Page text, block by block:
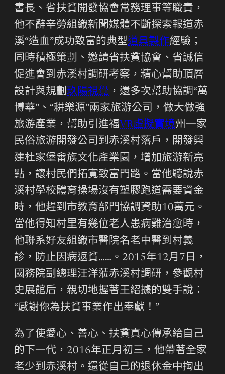
書長、省扶貧開發協會常務理事等職責，
他不辭辛勞組織新聞媒體不斷探索報道赤
溪“造血”成功致富的典型道具製作經驗；
同時積極策劃、邀請省扶貧協會、省誠信
促進會到赤溪村調研考察，精心幫助頂層
設計與規劃玖陽視覺 ，還多次幫助協調“萬
博華”、“耕樂源”兩家旅游公司，做大做強
旅游產業，幫助引進福VR虛擬實境州一家
民俗旅游開發公司到赤溪村落戶，開發興
建杜家堡畬族文化產業園，增加旅游新亮
點，讓村民們拓寬致富門路。當他聽說赤
溪村學校體育操場沒有塑膠跑道需要資金
時，他趕到市教育部門協調資助10萬元。
當他得知村里有幾位老人患病難治愈時，
他聯系好友組織市醫院名老中醫到村義
診，防止因病返貧……。2015年12月7日，
國務院副總理汪洋蒞赤溪村調研，參觀村
史展館后，親切地握著王紹據的雙手說：
“感謝你為扶貧事業作出奉獻！”
為了使愛心、善心、扶貧真心傳承給自己
的下一代，2016年正月初三，他帶著全家
老少到赤溪村。還從自己的退休金中掏出